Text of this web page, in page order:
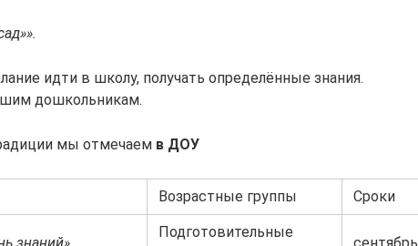
идти в школу, получать определённые знания.
дошкольникам.
мы отмечаем в ДОУ
Возрастные группы Сроки
Подготовительные